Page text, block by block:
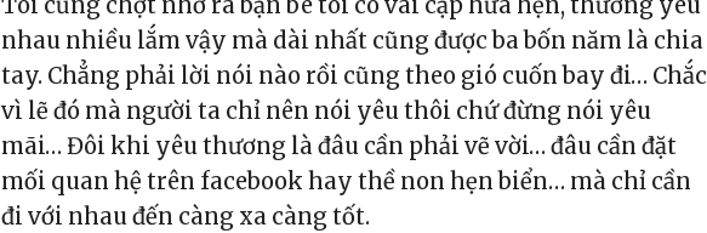
Tôi cũng chợt nhớ ra bạn bè tôi có vài cặp hứa hẹn, thương yêu
nhau nhiều lắm vậy mà dài nhất cũng được ba bốn năm là chia
tay. Chẳng phải lời nói nào rồi cũng theo gió cuốn bay đi… Chắc
vì lẽ đó mà người ta chỉ nên nói yêu thôi chứ đừng nói yêu
mãi… Đôi khi yêu thương là đâu cần phải vẽ vời… đâu cần đặt
mối quan hệ trên facebook hay thề non hẹn biển… mà chỉ cần
đi với nhau đến càng xa càng tốt.